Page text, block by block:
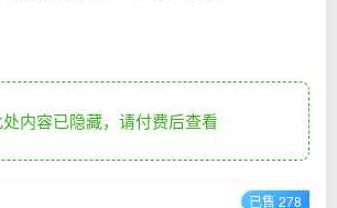
内容已隐藏，请付费后查看
已售 278